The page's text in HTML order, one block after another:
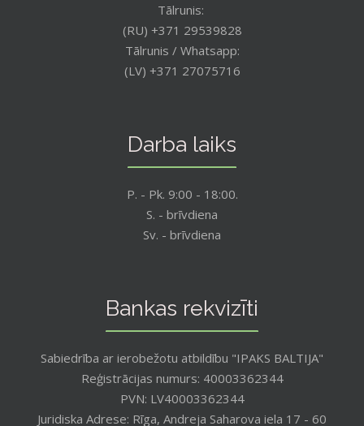
Tālrunis:
(RU) +371 29539828
Tālrunis / Whatsapp:
(LV) +371 27075716
Darba laiks
P. - Pk. 9:00 - 18:00.
S. - brīvdiena
Sv. - brīvdiena
Bankas rekvizīti
Sabiedrība ar ierobežotu atbildību "IPAKS BALTIJA"
Reģistrācijas numurs: 40003362344
PVN: LV40003362344
Juridiska Adrese: Rīga, Andreja Saharova iela 17 - 60